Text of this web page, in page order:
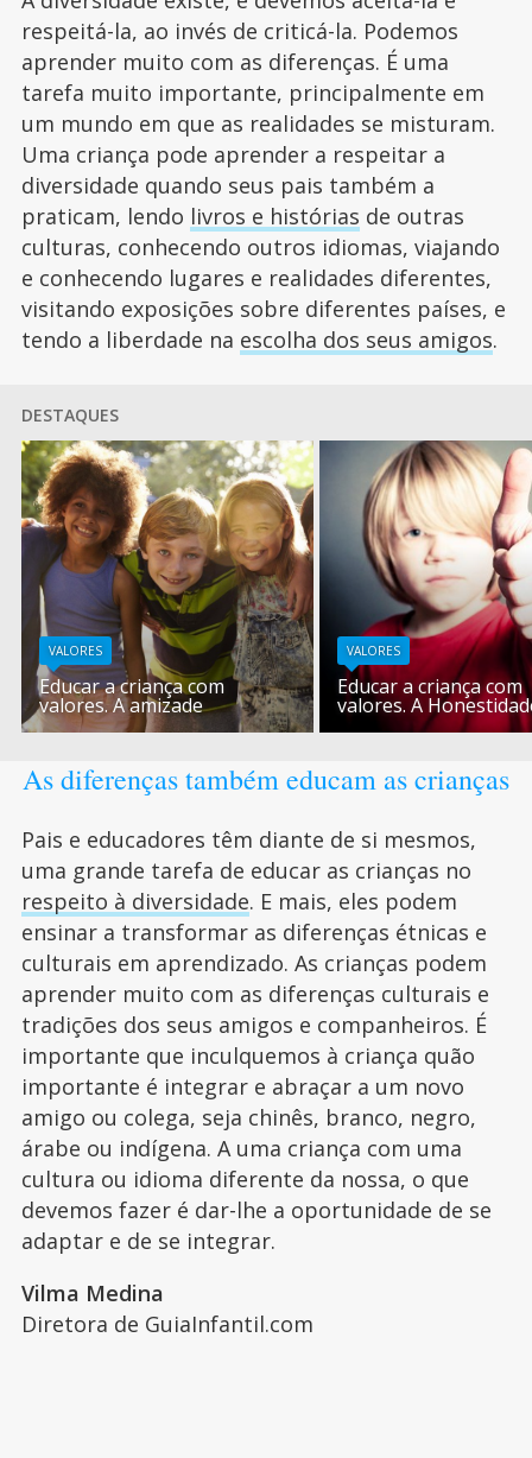
respeitá-la, ao invés de criticá-la. Podemos
aprender muito com as diferenças. É uma
tarefa muito importante, principalmente em
um mundo em que as realidades se misturam.
Uma criança pode aprender a respeitar a
diversidade quando seus pais também a
praticam, lendo livros e histórias de outras
culturas, conhecendo outros idiomas, viajando
e conhecendo lugares e realidades diferentes,
visitando exposições sobre diferentes países, e
tendo a liberdade na escolha dos seus amigos.
DESTAQUES
VALORES
Educar a criança com
valores. A amizade
VALORES
Educar a criança com
valores. A
As diferenças também educam as crianças
Pais e educadores têm diante de si mesmos,
uma grande tarefa de educar as crianças no
respeito à diversidade. E mais, eles podem
ensinar a transformar as diferenças étnicas e
culturais em aprendizado. As crianças podem
aprender muito com as diferenças culturais e
tradições dos seus amigos e companheiros. É
importante que inculquemos à criança quão
importante é integrar e abraçar a um novo
amigo ou colega, seja chinês, branco, negro,
árabe ou indígena. A uma criança com uma
cultura ou idioma diferente da nossa, o que
devemos fazer é dar-lhe a oportunidade de se
adaptar e de se integrar.
Vilma Medina
Diretora de GuiaInfantil.com